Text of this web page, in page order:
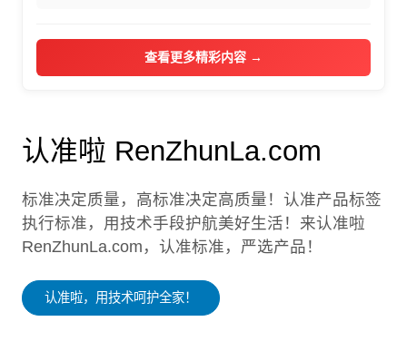
查看更多精彩内容 →
认准啦 RenZhunLa.com
标准决定质量，高标准决定高质量！认准产品标签
执行标准，用技术手段护航美好生活！来认准啦
RenZhunLa.com，认准标准，严选产品！
认准啦，用技术呵护全家！